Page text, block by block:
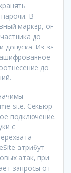
В-
маркер, он
до
допуска. Из-за-
до
site. Секьюр
подключение.
с
атрибут
атак, при
запросы от